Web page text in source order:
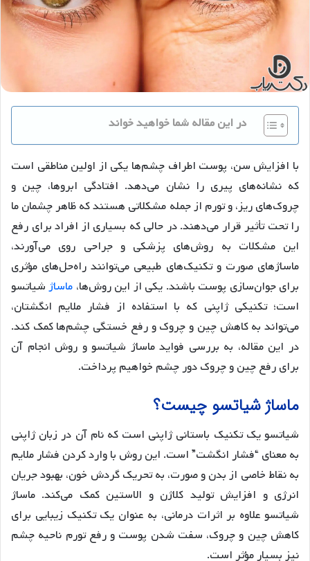
در این مقاله شما خواهید خواند
با افزایش سن، پوست اطراف چشم‌ها یکی از اولین مناطقی است
که نشانه‌های پیری را نشان می‌دهد. افتادگی ابروها، چین و
چروک‌های ریز، و تورم از جمله مشکلاتی هستند که ظاهر چشمان ما
را تحت تأثیر قرار می‌دهند. در حالی که بسیاری از افراد برای رفع
این مشکلات به روش‌های پزشکی و جراحی روی می‌آورند،
ماساژهای صورت و تکنیک‌های طبیعی می‌توانند راه‌حل‌های مؤثری
برای جوان‌سازی پوست باشند. یکی از این روش‌ها، ماساژشیاتسو
است؛ تکنیکی ژاپنی که با استفاده از فشار ملایم انگشتان،
می‌تواند به کاهش چین و چروک و رفع خستگی چشم‌ها کمک کند.
در این مقاله، به بررسی فواید ماساژ شیاتسو و روش انجام آن
برای رفع چین و چروک دور چشم خواهیم پرداخت.
ماساژ شیاتسو چیست؟
شیاتسو یک تکنیک باستانی ژاپنی است که نام آن در زبان ژاپنی
به معنای “فشار انگشت” است. این روش با وارد کردن فشار ملایم
به نقاط خاصی از بدن و صورت، به تحریک گردش خون، بهبود جریان
انرژی و افزایش تولید کلاژن و الاستین کمک می‌کند. ماساژ
شیاتسو علاوه بر اثرات درمانی، به عنوان یک تکنیک زیبایی برای
کاهش چین و چروک، سفت شدن پوست و رفع تورم ناحیه چشم
نیز بسیار مؤثر است.